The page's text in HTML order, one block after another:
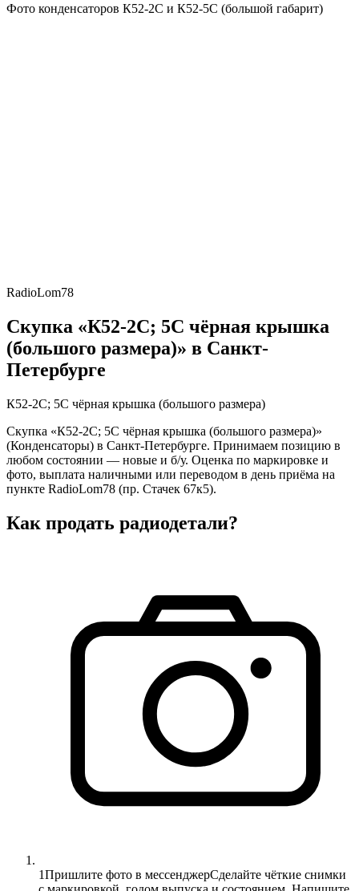
Фото конденсаторов К52-2С и К52-5С (большой габарит)
RadioLom78
Скупка «К52-2С; 5С чёрная крышка
(большого размера)» в Санкт-
Петербурге
К52-2С; 5С чёрная крышка (большого размера)
Скупка «К52-2С; 5С чёрная крышка (большого размера)»
(Конденсаторы) в Санкт-Петербурге. Принимаем позицию в
любом состоянии — новые и б/у. Оценка по маркировке и
фото, выплата наличными или переводом в день приёма на
пункте RadioLom78 (пр. Стачек 67к5).
Как продать радиодетали?
1Пришлите фото в мессенджерСделайте чёткие снимки